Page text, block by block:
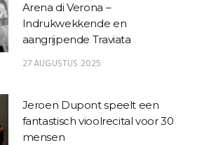
Arena di Verona –
Indrukwekkende en
aangrijpende Traviata
27 AUGUSTUS 2025
Jeroen Dupont speelt een
fantastisch vioolrecital voor 30
mensen